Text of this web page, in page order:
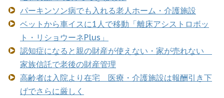
パーキンソン病でも入れる老人ホーム・介護施設
ベットから車イスに1人で移動「離床アシストロボッ
ト・リショウーネPlus」
認知症になると親の財産が使えない・家が売れない
家族信託で老後の財産管理
高齢者は入院より在宅 医療・介護施設は報酬引き下
げでさらに厳しく